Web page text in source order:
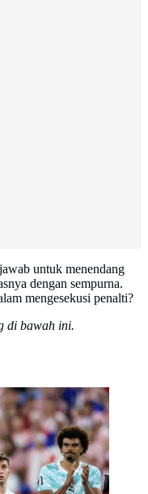
untuk menendang
dengan sempurna.
mengesekusi penalti?
di bawah ini.
dengan
rekan setimnya,
1 dalam
2026 antara
pada 3 Juli
Getty Images